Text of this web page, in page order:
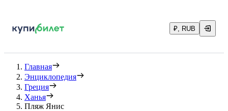
₽, RUB
Главная
Энциклопедия
Греция
Ханья
Пляж Янис